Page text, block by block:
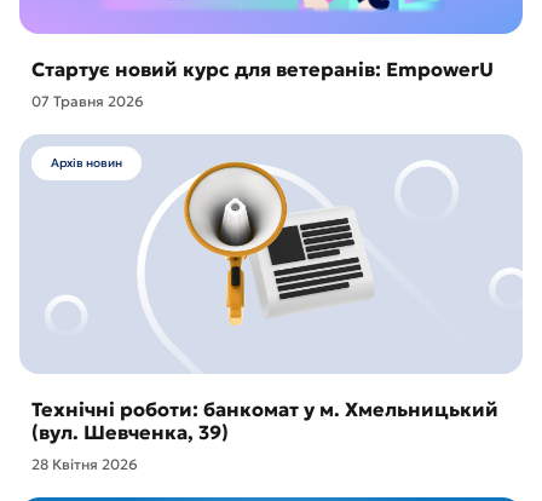
Стартує новий курс для ветеранів: EmpowerU
07 Травня 2026
Архів новин
Технічні роботи: банкомат у м. Хмельницький
(вул. Шевченка, 39)
28 Квітня 2026